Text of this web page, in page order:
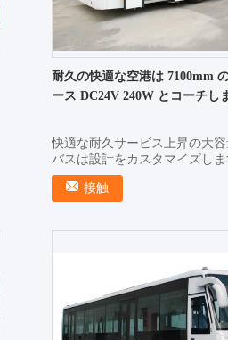
耐久の快適な空港は 7100mm
ース DC24V 240W とコーチし
快適な耐久サービス上昇の大
バスは設計をカスタマイズしま
車のための任意冷暖房システム
帯地域のために提供されます。
接触